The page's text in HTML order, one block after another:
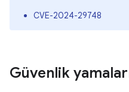
CVE-2024-29748
Güvenlik